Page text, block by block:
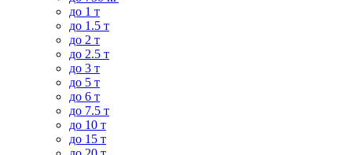
до 1 т
до 1.5 т
до 2 т
до 2.5 т
до 3 т
до 5 т
до 6 т
до 7.5 т
до 10 т
до 15 т